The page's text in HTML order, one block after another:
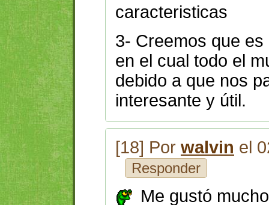
caracteristicas
3- Creemos que
en el cual todo el
debido a que nos
interesante y útil.
[18] Por walvin el
Responder
Me gustó